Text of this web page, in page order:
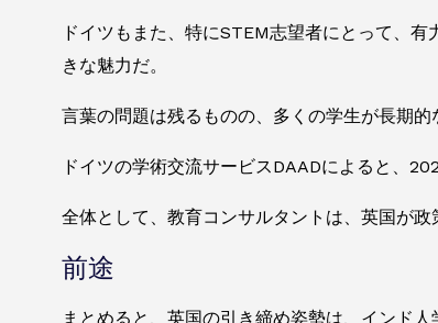
ドイツもまた、特にSTEM志望者にとって、
きな魅力だ。
言葉の問題は残るものの、多くの学生が長期
ドイツの学術交流サービスDAADによると、
全体として、教育コンサルタントは、英国が
前途
まとめると、英国の引き締め姿勢は、インド